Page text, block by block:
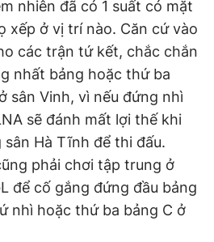
Liên hệ quảng cáo
RSS Tòa soạn Chính sách bảo
Toàn
trực: Hải Thành
Dũng
nhiên đã có 1 suất có mặt
xếp ở vị trí nào. Căn cứ vào
các trận tứ kết, chắc chắn
nhất bảng hoặc thứ ba
sân Vinh, vì nếu đứng nhì
sẽ đánh mất lợi thế khi
sân Hà Tĩnh để thi đấu.
phải chơi tập trung ở
để cố gắng đứng đầu bảng
nhì hoặc thứ ba bảng C ở